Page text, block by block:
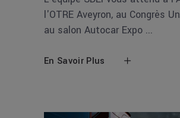
l'OTRE Aveyron, au Congrès
au salon Autocar Expo
En Savoir Plus